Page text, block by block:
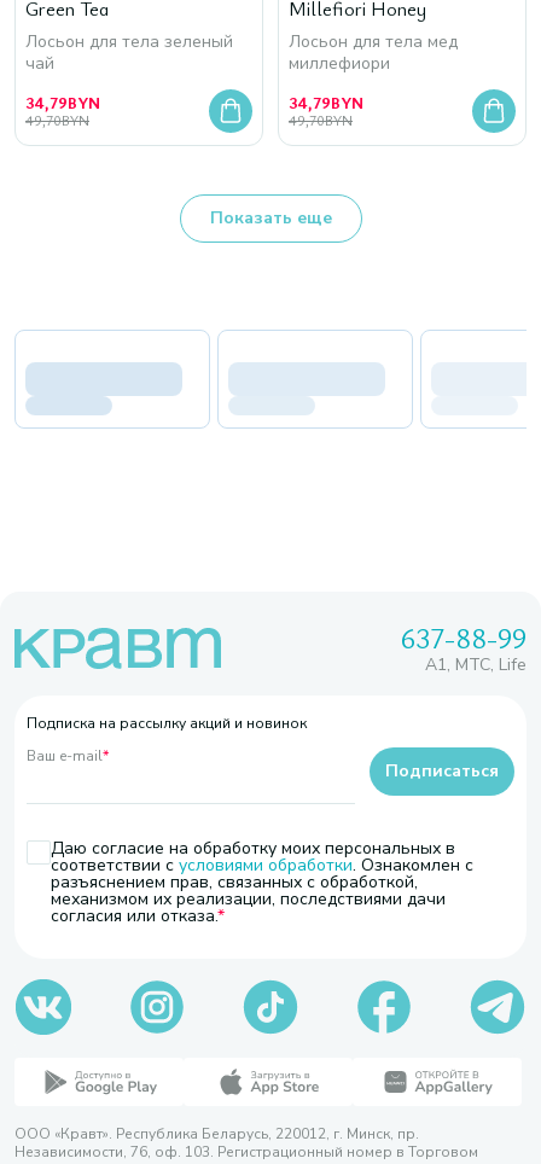
Green Tea
Лосьон для тела зеленый
чай
34,79BYN
49,70BYN
Millefiori Honey
Лосьон для тела мед
миллефиори
34,79BYN
49,70BYN
Показать еще
637-88-99
A1, МТС, Life
Подписка на рассылку акций и новинок
Ваш e-mail*
Даю согласие на обработку моих персональных в
соответствии с условиями обработки. Ознакомлен с
разъяснением прав, связанных с обработкой,
механизмом их реализации, последствиями дачи
согласия или отказа.
Подписаться
ООО «Кравт». Республика Беларусь, 220012, г. Минск, пр.
Независимости, 76, оф. 103. Регистрационный номер в Торговом